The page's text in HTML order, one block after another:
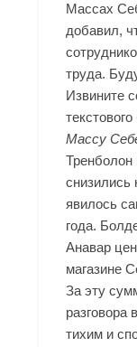
Массах
добавил,
труда.
Извините
Массу
Тренболон
снизились
явилось
года.
Анавар
магазине
За эту
разговора
тихим и